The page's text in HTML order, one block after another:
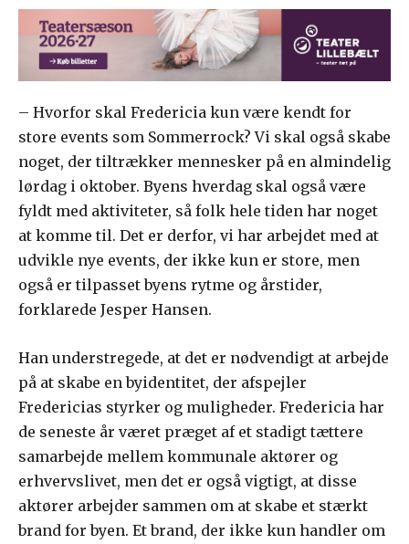
– Hvorfor skal Fredericia kun være kendt for
store events som Sommerrock? Vi skal også skabe
noget, der tiltrækker mennesker på en almindelig
lørdag i oktober. Byens hverdag skal også være
fyldt med aktiviteter, så folk hele tiden har noget
at komme til. Det er derfor, vi har arbejdet med at
udvikle nye events, der ikke kun er store, men
også er tilpasset byens rytme og årstider,
forklarede Jesper Hansen.
Han understregede, at det er nødvendigt at arbejde
på at skabe en byidentitet, der afspejler
Fredericias styrker og muligheder. Fredericia har
de seneste år været præget af et stadigt tættere
samarbejde mellem kommunale aktører og
erhvervslivet, men det er også vigtigt, at disse
aktører arbejder sammen om at skabe et stærkt
brand for byen. Et brand, der ikke kun handler om